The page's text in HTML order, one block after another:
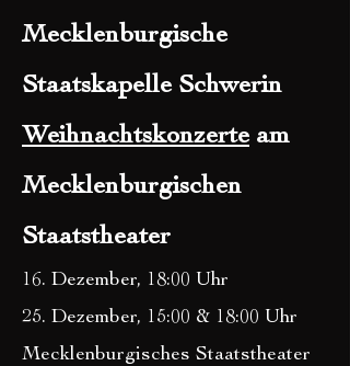
Mecklenburgische
Staatskapelle Schwerin
Weihnachtskonzerte am
Mecklenburgischen
Staatstheater
16. Dezember, 18:00 Uhr
25. Dezember, 15:00 & 18:00 Uhr
Mecklenburgisches Staatstheater